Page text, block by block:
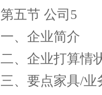
第五节 公司5
一、企业简介
二、企业打算情
三、要点家具/业